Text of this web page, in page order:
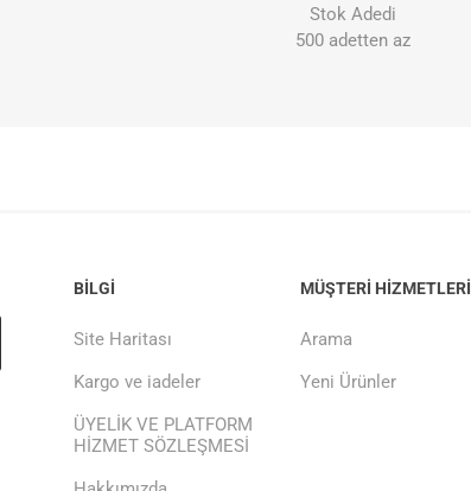
Stok Adedi
500 adetten az
BILGI
Site Haritası
Kargo ve iadeler
ÜYELİK VE PLATFORM
HİZMET SÖZLEŞMESİ
MÜŞTERI HIZMETLERI
Arama
Yeni Ürünler